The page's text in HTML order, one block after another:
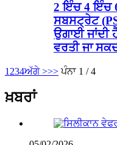
2 ਇੰਚ 4 ਇੰਚ
ਸਬਸਟ੍ਰੇਟ
ਉਗਾਈ ਜਾਂਦੀ
ਵਰਤੀ ਜਾ
1 234ਅੱਗੇ >>> ਪੰਨਾ 1 / 4
ਖ਼ਬਰਾਂ